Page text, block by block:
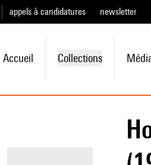
appels à candidatures newsletter
Accueil Collections